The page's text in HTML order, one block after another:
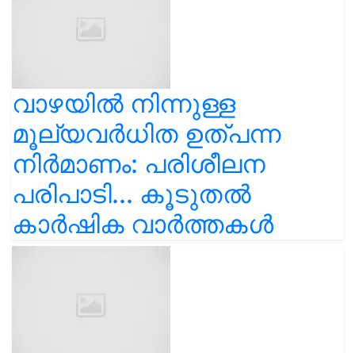
വാഴയിൽ നിന്നുള്ള
മൂല്യവർധിത ഉത്പന്ന
നിർമാണം: പരിശീലന
പരിപാടി... കൂടുതൽ
കാർഷിക വാർത്തകൾ